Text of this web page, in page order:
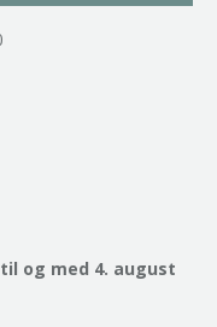
og med 4. august